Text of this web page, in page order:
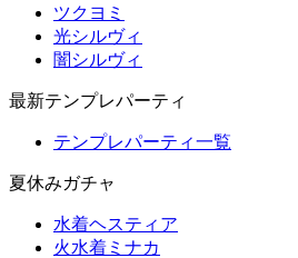
ツクヨミ
光シルヴィ
闇シルヴィ
最新テンプレパーティ
テンプレパーティ一覧
夏休みガチャ
水着ヘスティア
火水着ミナカ